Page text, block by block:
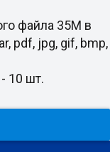
файла 35M в
pdf, jpg, gif, bmp,
10 шт.